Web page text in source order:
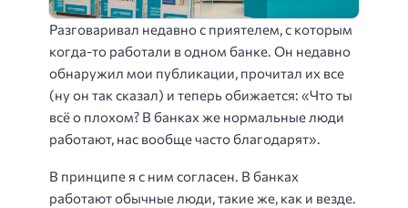
Разговаривал недавно с приятелем, с которым
когда-то работали в одном банке. Он недавно
обнаружил мои публикации, прочитал их все
(ну он так сказал) и теперь обижается: «Что ты
всё о плохом? В банках же нормальные люди
работают, нас вообще часто благодарят».
В принципе я с ним согласен. В банках
работают обычные люди, такие же, как и везде.